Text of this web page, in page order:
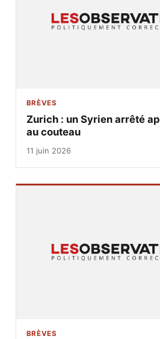
BRÈVES
Zurich : un Syrien arrêté
au couteau
11 juin 2026
BRÈVES